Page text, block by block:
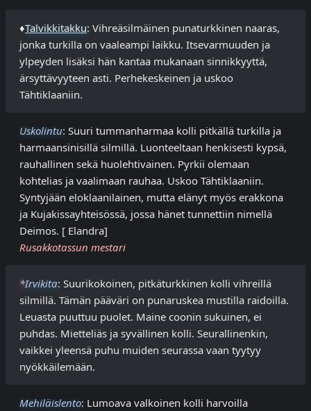
♦Talvikkitakku: Vihreäsilmäinen punaturkkinen naaras,
jonka turkilla on vaaleampi laikku. Itsevarmuuden ja
ylpeyden lisäksi hän kantaa mukanaan sinnikkyyttä,
ärsyttävyyteen asti. Perhekeskeinen ja uskoo
Tähtiklaaniin.
Uskolintu: Suuri tummanharmaa kolli pitkällä turkilla ja
harmaansinisillä silmillä. Luonteeltaan henkisesti kypsä,
rauhallinen sekä huolehtivainen. Pyrkii olemaan
kohtelias ja vaalimaan rauhaa. Uskoo Tähtiklaaniin.
Syntyjään eloklaanilainen, mutta elänyt myös erakkona
ja Kujakissayhteisössä, jossa hänet tunnettiin nimellä
Deimos. [ Elandra]
Rusakkotassun mestari
*Irvikita: Suurikokoinen, pitkäturkkinen kolli vihreillä
silmillä. Tämän pääväri on punaruskea mustilla raidoilla.
Leuasta puuttuu puolet. Maine coonin sukuinen, ei
puhdas. Mietteliäs ja syvällinen kolli. Seurallinenkin,
vaikkei yleensä puhu muiden seurassa vaan tyytyy
nyökkäilemään.
Mehiläislento: Lumoava valkoinen kolli harvoilla